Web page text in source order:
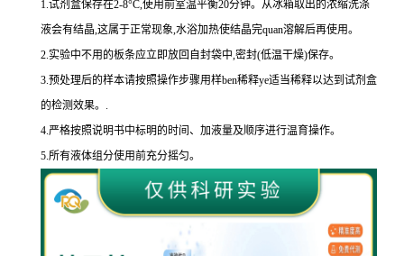
1.试剂盒保存在2-8°C,使用前室温平衡20分钟。从冰箱取出的浓缩洗涤
液会有结晶,这属于正常现象,水浴加热使结晶完quan溶解后再使用。
2.实验中不用的板条应立即放回自封袋中,密封(低温干燥)保存。
3.预处理后的样本请按照操作步骤用样ben稀释ye适当稀释以达到试剂盒
的检测效果。 .
4.严格按照说明书中标明的时间、加液量及顺序进行温育操作。
5.所有液体组分使用前充分摇匀。